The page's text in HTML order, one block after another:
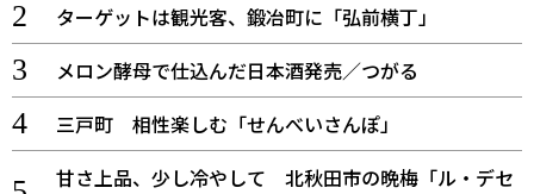
ターゲットは観光客、鍛冶町に「弘前横丁」
メロン酵母で仕込んだ日本酒発売／つがる
三戸町 相性楽しむ「せんべいさんぽ」
甘さ上品、少し冷やして 北秋田市の晩梅「ル・デセ